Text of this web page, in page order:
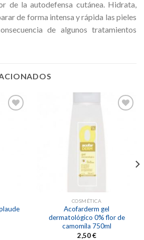
de la autodefensa cutánea. Hidrata,
de forma intensa y rápida las pieles
de algunos tratamientos
COSMÉTICA
Acofarderm gel
dermatológico 0% flor de
camomila 750ml
2,50€